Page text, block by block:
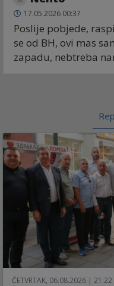
17.05.2026 00:37
Poslije pobjede,
se od BH, ovi mas
zapadu, nebtreba
ČETVRTAK, 06.08.2026 | 21:22